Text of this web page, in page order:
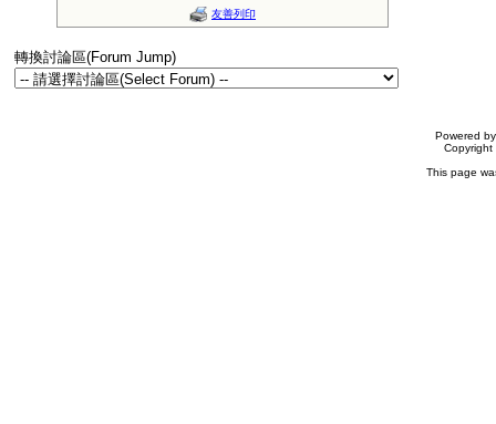
友善列印
轉換討論區(Forum Jump)
Powered
This page